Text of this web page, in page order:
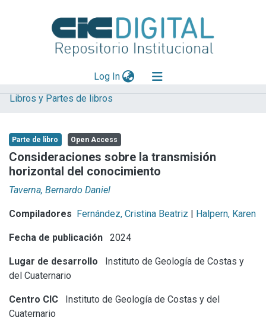
Log In(current)
Explorar
Aportar material
Statistics
Libros y Partes de libros
Parte de libro Open Access
Consideraciones sobre la transmisión
horizontal del conocimiento
Taverna, Bernardo Daniel
Compiladores Fernández, Cristina Beatriz | Halpern, Karen
Fecha de publicación 2024
Lugar de desarrollo
Instituto de Geología de Costas y
del Cuaternario
Centro CIC
Instituto de Geología de Costas y del
Cuaternario